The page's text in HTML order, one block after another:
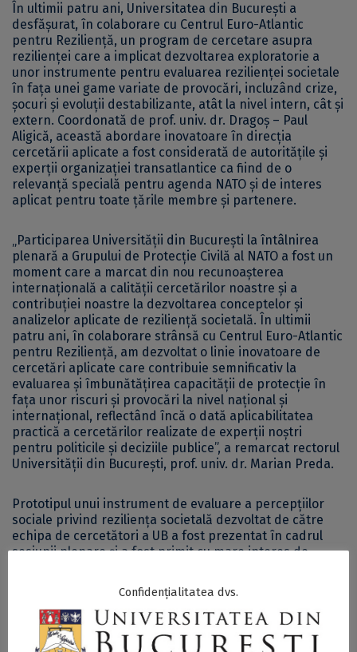
În ultimii patru ani, Universitatea din București a
desfășurat, în colaborare cu Centrul Euro-Atlantic
pentru Reziliență, un program de cercetare asupra
rezilienței care a implicat dezvoltarea exploratorie a
unor instrumente pentru evaluarea rezilienței societale
în fața unei game variate de provocări, incluzând crize,
șocuri și evoluții destabilizante, atât la nivel intern, cât și
extern. Coordonată de prof. univ. dr. Dragoș – Paul
Aligică, această abordare inovatoare în direcția
cercetării aplicate a fost considerată de autoritățile și
experții organizației transatlantice ca fiind de o
relevanță specială pentru agenda NATO și de interes
aplicat pentru toate țările membre și partenere.
„Participarea Universității din București la întâlnirea
plenară a Grupului de Protecție Civilă al NATO a fost un
moment care a marcat din nou recunoașterea
internațională a calității cercetărilor noastre și a
contribuției noastre la dezvoltarea conceptelor și
analizelor aplicate de reziliență societală. În ultimii
patru ani, în colaborare strânsă cu Centrul Euro-Atlantic
pentru Reziliență, am dezvoltat o linie inovatoare de
cercetări aplicate care contribuie semnificativ la
evaluarea și îmbunătățirea capacității de protecție în
fața unor riscuri și provocări la nivel național și
internațional, reflectând încă o dată aplicabilitatea
practică a cercetărilor realizate de experții noștri
pentru politicile și deciziile publice”, a remarcat rectorul
Universității din București, prof. univ. dr. Marian Preda.
Prototipul unui instrument de evaluare a percepțiilor
sociale privind reziliența societală dezvoltat de către
echipa de cercetători a UB a fost prezentat în cadrul
sesiunii plenare și a fost primit cu mare interes de
instituționale între UB și structurile naționale de profil,
Centrul Euro-Atlantic pentru Reziliență de la
București. Rezultatele prezentate la Bruxelles reflectă
angajamentul și contribuția României la promovarea
parteneriatelor strategice, concretizând, încă o dată,
Confidențialitatea dvs.